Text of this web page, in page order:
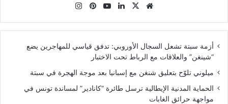
موقع
‫X لينكدإن‫YouTubeبينتيريست
أزمة سبتة تشعل السجال الأوروبي: تدفق قياسي للمهاجرين يضع
“شينغن” والعلاقات مع الرباط تحت الاختبار
ميلوني تلوّح بتعليق شنغن مع إسبانيا بعد موجة الهجرة في سبتة
الحماية المدنية الإيطالية ترسل طائرة “كانادير” لمساندة تونس في
مواجهة حرائق الغابات